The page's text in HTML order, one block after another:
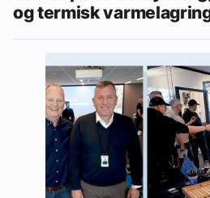
og termisk